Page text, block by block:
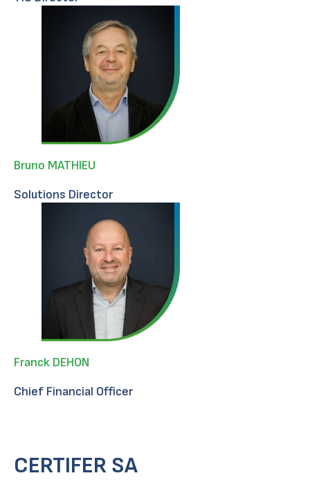
Bruno MATHIEU
Solutions Director
Franck DEHON
Chief Financial Officer
CERTIFER SA